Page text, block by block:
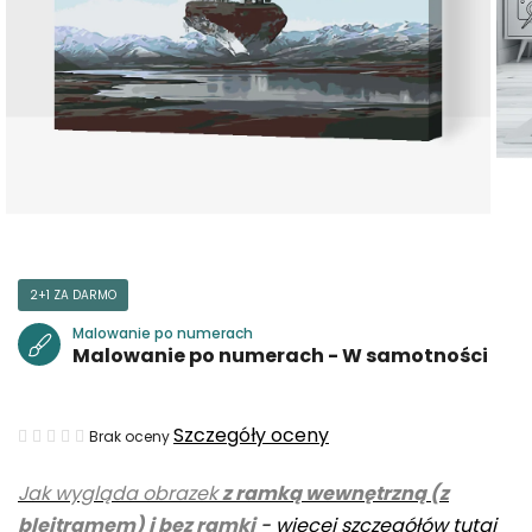
Jak wygląda obrazekz ramką wewnętrzną (z
blejtramem) i bez ramki- więcej szczegółów tutaj
2+1 ZA DARMO
Malowanie po numerach
Malowanie po numerach - W samotności
Średnia
produktu
Brak ocenySzczegóły oceny